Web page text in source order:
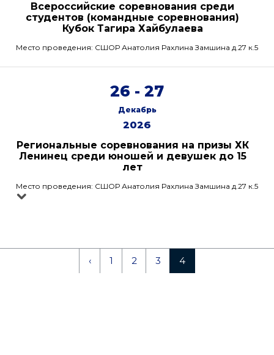
Всероссийские соревнования среди
студентов (командные соревнования)
Кубок Тагира Хайбулаева
Место проведения: СШОР Анатолия Рахлина Замшина д.27 к.5
26 - 27
Декабрь
2026
Региональные соревнования на призы ХК
Ленинец среди юношей и девушек до 15
лет
Место проведения: СШОР Анатолия Рахлина Замшина д.27 к.5
‹ 1 2 3 4